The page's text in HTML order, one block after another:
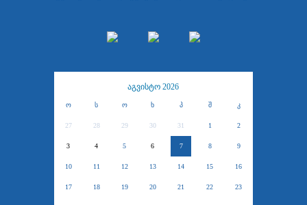
აგვისტო 2026
ო ს ო ხ პ შ კ
27 28 29 30 31 1 2
3 4 5 6 7 8 9
10 11 12 13 14 15 16
17 18 19 20 21 22 23